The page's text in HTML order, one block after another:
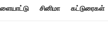
சினிமா கட்டுரைகள்